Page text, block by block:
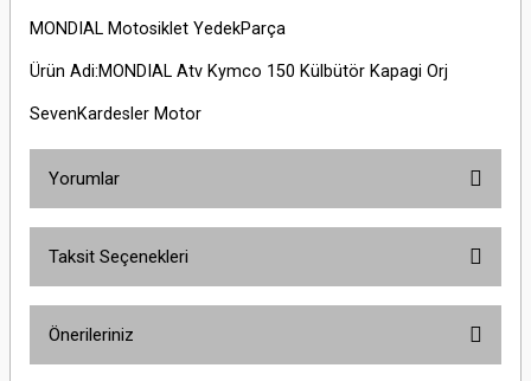
MONDIAL Motosiklet YedekParça
Ürün Adi:MONDIAL Atv Kymco 150 Külbütör Kapagi Orj
SevenKardesler Motor
Yorumlar
Taksit Seçenekleri
Önerileriniz